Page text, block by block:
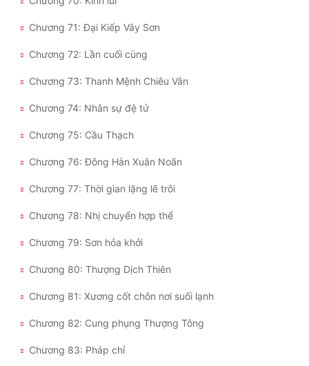
Chương 71: Đại Kiếp Vây Sơn
Chương 72: Lần cuối cùng
Chương 73: Thanh Mệnh Chiêu Vân
Chương 74: Nhân sự đệ tử
Chương 75: Cầu Thạch
Chương 76: Đông Hàn Xuân Noãn
Chương 77: Thời gian lặng lẽ trôi
Chương 78: Nhị chuyển hợp thể
Chương 79: Sơn hỏa khởi
Chương 80: Thượng Dịch Thiên
Chương 81: Xương cốt chôn nơi suối lạnh
Chương 82: Cung phụng Thượng Tông
Chương 83: Pháp chỉ